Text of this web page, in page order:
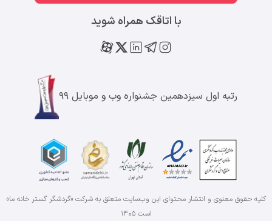
با اتاقک همراه شوید
رتبه اول سیزدهمین جشنواره وب و موبایل ۹۹
کلیه حقوق معنوی و انتشار محتوای این وب‌سایت متعلق به شرکت «گردشگر گستر خانه ما»
است۱۴۰۵